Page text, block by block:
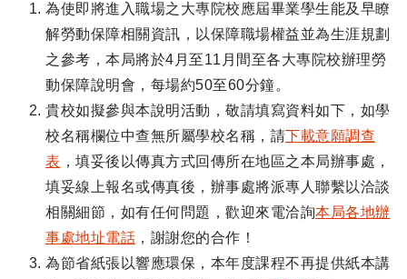
為使即將進入職場之大專院校應屆畢業學生能及早瞭
解勞動保障相關資訊，以保障職場權益並為生涯規劃
之參考，本局將於4月至11月間至各大專院校辦理勞
動保障說明會，每場約50至60分鐘。
貴校如擬參與本說明活動，敬請填寫資料如下，如學
校名稱欄位中查無所屬學校名稱，請下載意願調查
表 ，填妥後以傳真方式回傳所在地區之本局辦事處，
填妥線上報名或傳真後，辦事處將派專人聯繫以洽談
相關細節，如有任何問題，歡迎來電洽詢本局各地辦
事處地址電話 ，謝謝您的合作！
為節省紙張以響應環保，本年度課程不再提供紙本講